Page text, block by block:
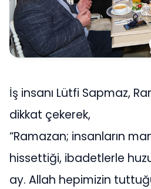
İş insanı Lütfi Sapmaz,
dikkat çekerek,
“Ramazan; insanların
hissettiği, ibadetlerle
ay. Allah hepimizin